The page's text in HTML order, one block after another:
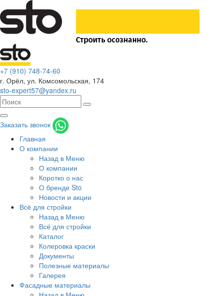
+7 (910) 748-74-60
г. Орёл, ул. Комсомольская, 174
sto-expert57@yandex.ru
Заказать звонок
Главная
О компании
Назад в Меню
О компании
Коротко о нас
О бренде Sto
Новости и акции
Всё для стройки
Назад в Меню
Всё для стройки
Каталог
Колеровка краски
Документы
Полезные материалы
Галерея
Фасадные материалы